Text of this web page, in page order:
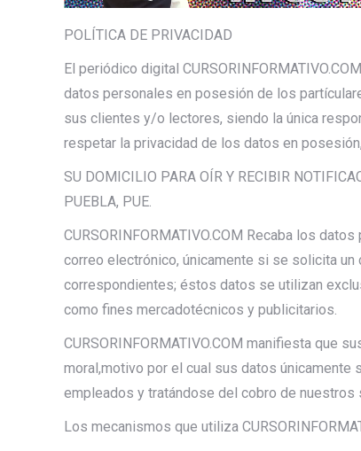
POLÍTICA DE PRIVACIDAD
El periódico digital
datos personales en posesión de los
sus clientes y/o lectores, siendo la única
respetar la privacidad de los datos en
SU DOMICILIO PARA OÍR Y RECIBIR
PUEBLA, PUE.
CURSORINFORMATIVO.COM Recaba los
correo electrónico, únicamente si se solicita
correspondientes; éstos datos se utilizan
como fines mercadotécnicos y publicitarios.
CURSORINFORMATIVO.COM manifiesta que
moral,motivo por el cual sus datos únicamente
empleados y tratándose del cobro de
Los mecanismos que utiliza